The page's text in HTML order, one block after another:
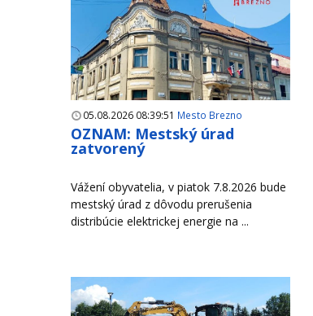
05.08.2026 08:39:51 Mesto Brezno
OZNAM: Mestský úrad
zatvorený
Vážení obyvatelia, v piatok 7.8.2026 bude
mestský úrad z dôvodu prerušenia
distribúcie elektrickej energie na ...